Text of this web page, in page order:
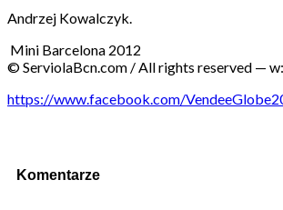
Andrzej Kowalczyk.
Mini Barcelona 2012
© ServiolaBcn.com / All rights reserved — w:
https://www.facebook.com/
Komentarze